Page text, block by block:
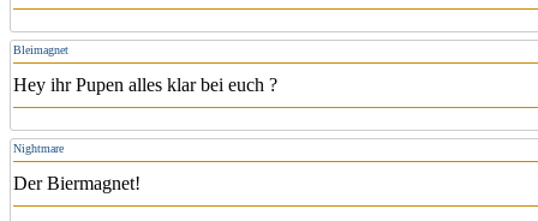
Bleimagnet
Hey ihr Pupen alles klar bei euch ?
Nightmare
Der Biermagnet!